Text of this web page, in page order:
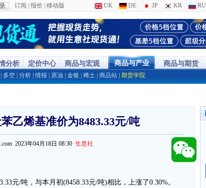
订阅 报价 移动版 UK DE JP KR RU
分析 定价中心 商品与宏观 商品与产业 商品与期货
多空 分析 |情报 原油 金银 稀土 商品站 期货学院
乙烯基准价为8483.33元/吨
2023年04月18日 08:30 生意社
元/吨，与本月初(8458.33元/吨)相比，上涨了0.30%。